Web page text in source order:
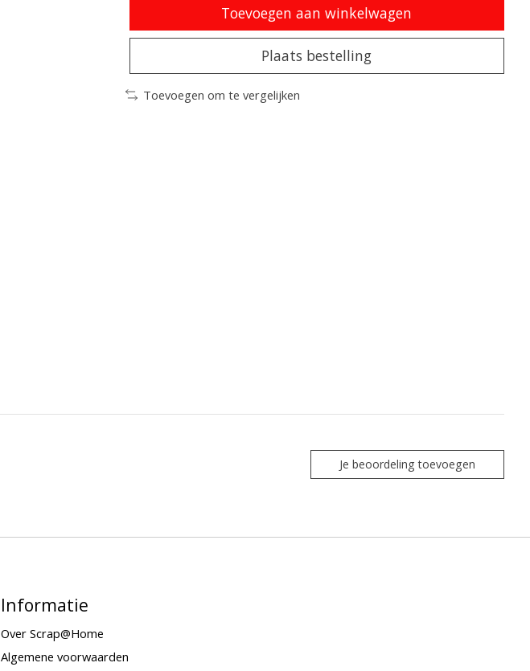
Toevoegen aan winkelwagen
Plaats bestelling
Toevoegen om te vergelijken
Je beoordeling toevoegen
Informatie
Over Scrap@Home
Algemene voorwaarden